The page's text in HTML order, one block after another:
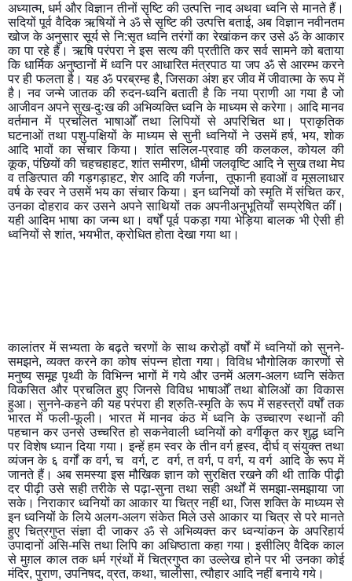
अध्यात्म, धर्म और विज्ञान तीनों सृष्टि की उत्पत्ति नाद अथवा ध्वनि से मानते हैं।
सदियों पूर्व वैदिक ऋषियों ने ॐ से सृष्टि की उत्पत्ति बताई, अब विज्ञान नवीनतम
खोज के अनुसार सूर्य से नि:सृत ध्वनि तरंगों का रेखांकन कर उसे ॐ के आकार
का पा रहे हैं। ऋषि परंपरा ने इस सत्य की प्रतीति कर सर्व सामने को बताया
कि धार्मिक अनुष्ठानों में ध्वनि पर आधारित मंत्रपाठ या जप ॐ से आरम्भ करने
पर ही फलता है। यह ॐ परब्रम्ह है, जिसका अंश हर जीव में जीवात्मा के रूप में
है। नव जन्मे जातक की रुदन-ध्वनि बताती है कि नया प्राणी आ गया है जो
आजीवन अपने सुख-दुःख की अभिव्यक्ति ध्वनि के माध्यम से करेगा। आदि मानव
वर्तमान में प्रचलित भाषाओँ तथा लिपियों से अपरिचित था। प्राकृतिक
घटनाओं तथा पशु-पक्षियों के माध्यम से सुनी ध्वनियों ने उसमें हर्ष, भय, शोक
आदि भावों का संचार किया। शांत सलिल-प्रवाह की कलकल, कोयल की
कूक, पंछियों की चहचहाहट, शांत समीरण, धीमी जलवृष्टि आदि ने सुख तथा मेघ
व तङित्पात की गड़गड़ाहट, शेर आदि की गर्जना,  तूफानी हवाओं व मूसलाधार
वर्ष के स्वर ने उसमें भय का संचार किया। इन ध्वनियों को स्मृति में संचित कर,
उनका दोहराव कर उसने अपने साथियों तक अपनीअनुभूतियाँ सम्प्रेषित कीं।
यही आदिम भाषा का जन्म था। वर्षों पूर्व पकड़ा गया भेड़िया बालक भी ऐसी ही
ध्वनियों से शांत, भयभीत, क्रोधित होता देखा गया था।
कालांतर में सभ्यता के बढ़ते चरणों के साथ करोड़ों वर्षों में ध्वनियों को सुनने-
समझने, व्यक्त करने का कोष संपन्न होता गया। विविध भौगोलिक कारणों से
मनुष्य समूह पृथ्वी के विभिन्न भागों में गये और उनमें अलग-अलग ध्वनि संकेत
विकसित और प्रचलित हुए जिनसे विविध भाषाओँ तथा बोलिओं का विकास
हुआ। सुनने-कहने की यह परंपरा ही श्रुति-स्मृति के रूप में सहस्त्रों वर्षों तक
भारत में फली-फूली। भारत में मानव कंठ में ध्वनि के उच्चारण स्थानों की
पहचान कर उनसे उच्चरित हो सकनेवाली ध्वनियों को वर्गीकृत कर शुद्ध ध्वनि
पर विशेष ध्यान दिया गया। इन्हें हम स्वर के तीन वर्ग हृस्व, दीर्घ व् संयुक्त तथा
व्यंजन के ६ वर्गों क वर्ग, च  वर्ग, ट  वर्ग, त वर्ग, प वर्ग, य वर्ग  आदि के रूप में
जानते हैं। अब समस्या इस मौखिक ज्ञान को सुरक्षित रखने की थी ताकि पीढ़ी
दर पीढ़ी उसे सही तरीके से पढ़ा-सुना तथा सही अर्थों में समझा-समझाया जा
सके। निराकार ध्वनियों का आकार या चित्र नहीं था, जिस शक्ति के माध्यम से
इन ध्वनियों के लिये अलग-अलग संकेत मिले उसे आकार या चित्र से परे मानते
हुए चित्रगुप्त संज्ञा दी जाकर ॐ से अभिव्यक्त कर ध्वन्यांकन के अपरिहार्य
उपादानों असि-मसि तथा लिपि का अधिष्ठाता कहा गया। इसीलिए वैदिक काल
से मुग़ल काल तक धर्म ग्रंथों में चित्रगुप्त का उल्लेख होने पर भी उनका कोई
मंदिर, पुराण, उपनिषद, व्रत, कथा, चालीसा, त्यौहार आदि नहीं बनाये गये।